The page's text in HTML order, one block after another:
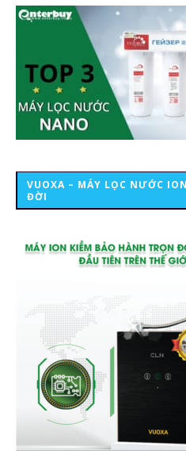
VUOXA – MÁY LỌC NƯỚC
ĐỜI